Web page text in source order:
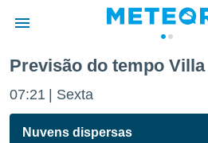
da
Previsão do tempo
07:21 Sexta
Nuvens dispersas